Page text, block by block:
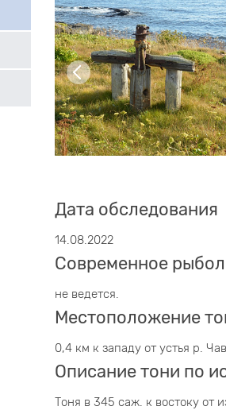
Дата обследования
14.08.2022
Современное
не ведется.
Местоположение
0,4 км к западу от устья р.
Описание тони по
Тоня в 345 саж. к востоку от